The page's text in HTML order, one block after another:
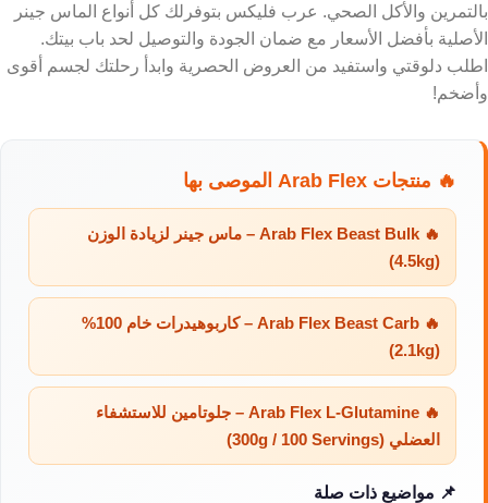
بالتمرين والأكل الصحي. عرب فليكس بتوفرلك كل أنواع الماس جينر
الأصلية بأفضل الأسعار مع ضمان الجودة والتوصيل لحد باب بيتك.
اطلب دلوقتي واستفيد من العروض الحصرية وابدأ رحلتك لجسم أقوى
وأضخم!
🔥 منتجات Arab Flex الموصى بها
🔥 Arab Flex Beast Bulk – ماس جينر لزيادة الوزن
(4.5kg)
🔥 Arab Flex Beast Carb – كاربوهيدرات خام 100%
(2.1kg)
🔥 Arab Flex L-Glutamine – جلوتامين للاستشفاء
العضلي (300g / 100 Servings)
📌 مواضيع ذات صلة